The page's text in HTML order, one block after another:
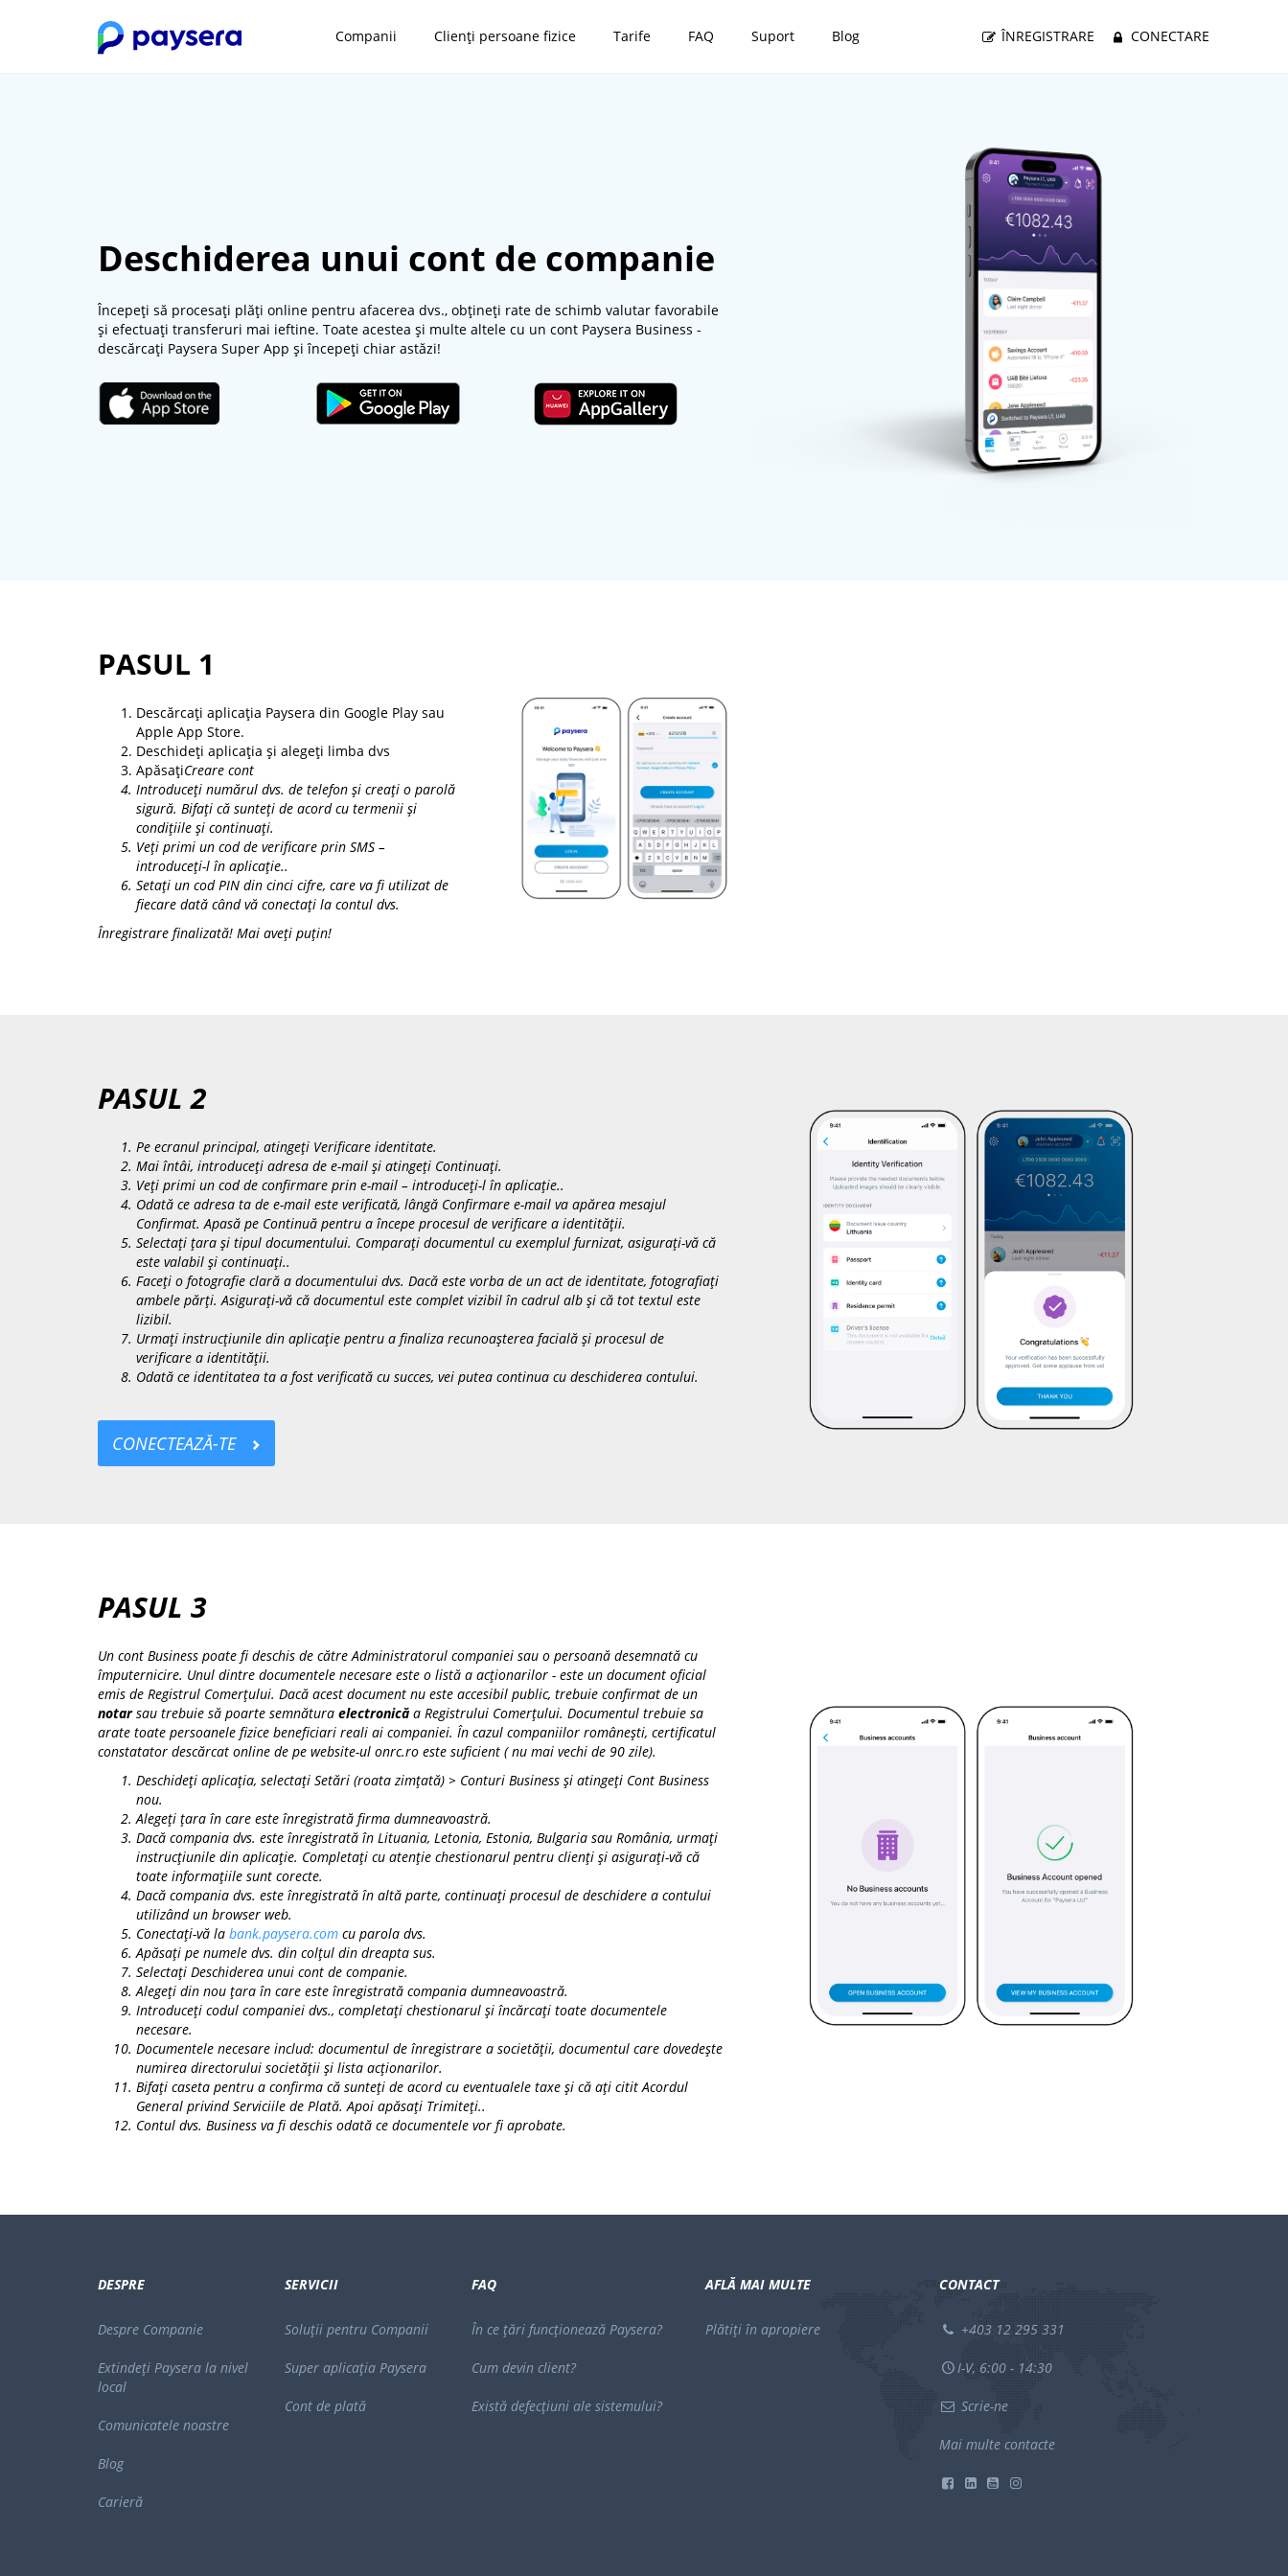
Companii Clienți persoane fizice Tarife FAQ Suport Blog ÎNREGISTRARE CONECTARE
Deschiderea unui cont de companie
Începeți să procesați plăți online pentru afacerea dvs., obțineți rate de schimb valutar favorabile
și efectuați transferuri mai ieftine. Toate acestea și multe altele cu un cont Paysera Business -
descărcați Paysera Super App și începeți chiar astăzi!
PASUL 1
Descărcați aplicația Paysera din Google Play sau
Apple App Store.
Deschideți aplicația și alegeți limba dvs
ApăsațiCreare cont
Introduceți numărul dvs. de telefon și creați o parolă
sigură. Bifați că sunteți de acord cu termenii și
condițiile și continuați.
Veți primi un cod de verificare prin SMS –
introduceți-l în aplicație..
Setați un cod PIN din cinci cifre, care va fi utilizat de
fiecare dată când vă conectați la contul dvs.
Înregistrare finalizată! Mai aveți puțin!
PASUL 2
Pe ecranul principal, atingeți Verificare identitate.
Mai întâi, introduceți adresa de e-mail și atingeți Continuați.
Veți primi un cod de confirmare prin e-mail – introduceți-l în aplicație..
Odată ce adresa ta de e-mail este verificată, lângă Confirmare e-mail va apărea mesajul
Confirmat. Apasă pe Continuă pentru a începe procesul de verificare a identității.
Selectați țara și tipul documentului. Comparați documentul cu exemplul furnizat, asigurați-vă că
este valabil și continuați..
Faceți o fotografie clară a documentului dvs. Dacă este vorba de un act de identitate, fotografiați
ambele părți. Asigurați-vă că documentul este complet vizibil în cadrul alb și că tot textul este
lizibil.
Urmați instrucțiunile din aplicație pentru a finaliza recunoașterea facială și procesul de
verificare a identității.
Odată ce identitatea ta a fost verificată cu succes, vei putea continua cu deschiderea contului.
CONECTEAZĂ-TE
PASUL 3
Un cont Business poate fi deschis de către Administratorul companiei sau o persoană desemnată cu
împuternicire. Unul dintre documentele necesare este o listă a acționarilor - este un document oficial
emis de Registrul Comerțului. Dacă acest document nu este accesibil public, trebuie confirmat de un
notarsau trebuie să poarte semnătura electronică a Registrului Comerțului. Documentul trebuie sa
arate toate persoanele fizice beneficiari reali ai companiei. În cazul companiilor românești, certificatul
constatator descărcat online de pe website-ul onrc.ro este suficient ( nu mai vechi de 90 zile).
Deschideți aplicația, selectați Setări (roata zimțată) > Conturi Business și atingeți Cont Business
nou.
Alegeți țara în care este înregistrată firma dumneavoastră.
Dacă compania dvs. este înregistrată în Lituania, Letonia, Estonia, Bulgaria sau România, urmați
instrucțiunile din aplicație. Completați cu atenție chestionarul pentru clienți și asigurați-vă că
toate informațiile sunt corecte.
Dacă compania dvs. este înregistrată în altă parte, continuați procesul de deschidere a contului
utilizând un browser web.
Conectați-vă la bank.paysera.com cu parola dvs.
Apăsați pe numele dvs. din colțul din dreapta sus.
Selectați Deschiderea unui cont de companie.
Alegeți din nou țara în care este înregistrată compania dumneavoastră.
Introduceți codul companiei dvs., completați chestionarul și încărcați toate documentele
necesare.
Documentele necesare includ: documentul de înregistrare a societății, documentul care dovedește
numirea directorului societății și lista acționarilor.
Bifați caseta pentru a confirma că sunteți de acord cu eventualele taxe și că ați citit Acordul
General privind Serviciile de Plată. Apoi apăsați Trimiteți..
Contul dvs. Business va fi deschis odată ce documentele vor fi aprobate.
DESPRE
Despre Companie
Extindeți Paysera la nivel
local
Comunicatele noastre
Blog
Carieră
SERVICII
Soluții pentru Companii
Super aplicația Paysera
Cont de plată
FAQ
În ce țări funcționează Paysera?
Cum devin client?
Există defecțiuni ale sistemului?
AFLĂ MAI MULTE
Plătiți în apropiere
CONTACT
+403 12 295 331
I-V, 6:00 - 14:30
Scrie-ne
Mai multe contacte